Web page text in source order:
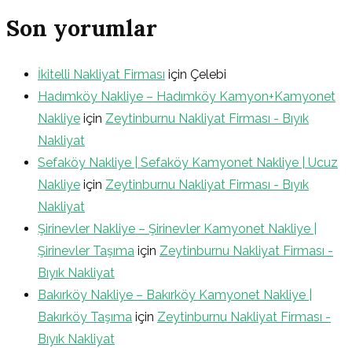
Son yorumlar
İkitelli Nakliyat Firması için Çelebi
Hadımköy Nakliye – Hadımköy Kamyon+Kamyonet
Nakliye için Zeytinburnu Nakliyat Firması - Bıyık
Nakliyat
Sefaköy Nakliye | Sefaköy Kamyonet Nakliye | Ucuz
Nakliye için Zeytinburnu Nakliyat Firması - Bıyık
Nakliyat
Şirinevler Nakliye – Şirinevler Kamyonet Nakliye |
Şirinevler Taşıma için Zeytinburnu Nakliyat Firması -
Bıyık Nakliyat
Bakırköy Nakliye – Bakırköy Kamyonet Nakliye |
Bakırköy Taşıma için Zeytinburnu Nakliyat Firması -
Bıyık Nakliyat